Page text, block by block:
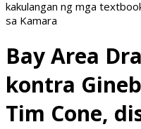
kakulangan ng mga
sa Kamara
Bay Area
kontra
Tim Cone,